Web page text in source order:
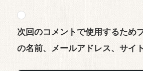
次回のコメントで使用するため
の名前、メールアドレス、サイ